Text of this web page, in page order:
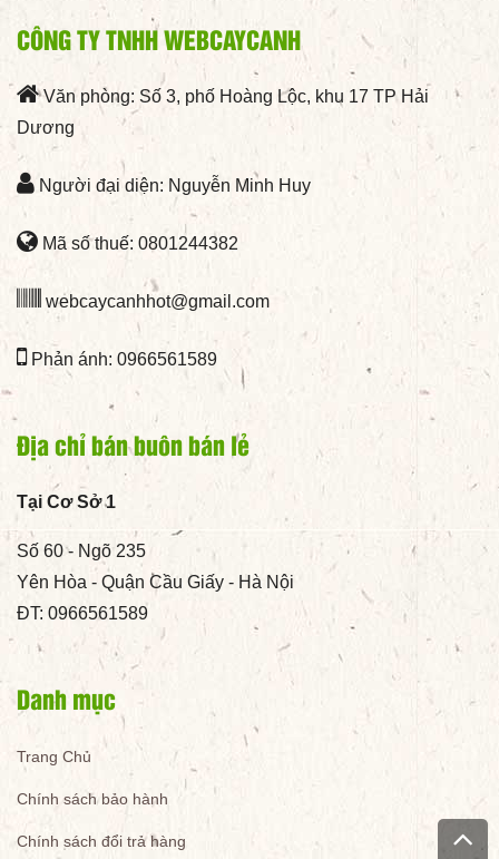
CÔNG TY TNHH WEBCAYCANH
Văn phòng: Số 3, phố Hoàng Lộc, khu 17 TP Hải
Dương
Người đại diện: Nguyễn Minh Huy
Mã số thuế: 0801244382
webcaycanhhot@gmail.com
Phản ánh: 0966561589
Địa chỉ bán buôn bán lẻ
Tại Cơ Sở 1
Số 60 - Ngõ 235
Yên Hòa - Quận Cầu Giấy - Hà Nội
ĐT: 0966561589
Danh mục
Trang Chủ
Chính sách bảo hành
Chính sách đổi trả hàng